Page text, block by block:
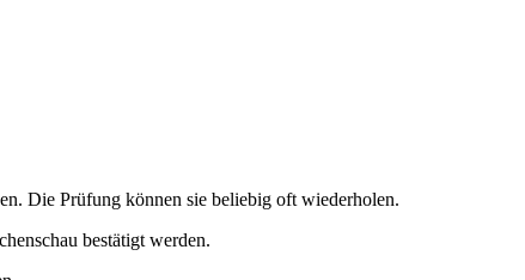
Die Prüfung können sie beliebig oft wiederholen.
bestätigt werden.